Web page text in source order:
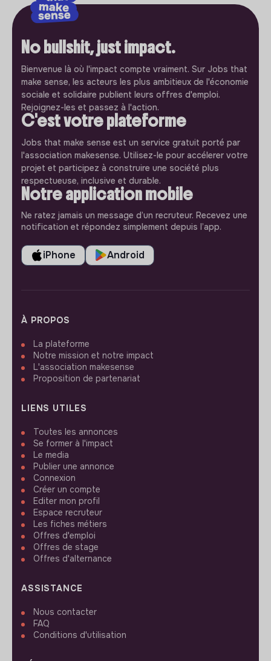
No bullshit, just impact.
Bienvenue là où l'impact compte vraiment. Sur Jobs that
make sense, les acteurs les plus ambitieux de l'économie
sociale et solidaire publient leurs offres d'emploi.
Rejoignez-les et passez à l'action.
C'est votre plateforme
Jobs that make sense est un service gratuit porté par
l'association makesense. Utilisez-le pour accélerer votre
projet et participez à construire une société plus
respectueuse, inclusive et durable.
Notre application mobile
Ne ratez jamais un message d’un recruteur. Recevez une
notification et répondez simplement depuis l’app.
iPhone Android
À PROPOS
La plateforme
Notre mission et notre impact
L'association makesense
Proposition de partenariat
LIENS UTILES
Toutes les annonces
Se former à l'impact
Le media
Publier une annonce
Connexion
Créer un compte
Editer mon profil
Espace recruteur
Les fiches métiers
Offres d'emploi
Offres de stage
Offres d'alternance
ASSISTANCE
Nous contacter
FAQ
Conditions d'utilisation